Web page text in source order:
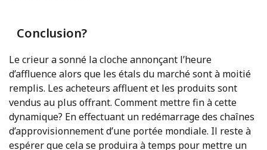
Conclusion?
Le crieur a sonné la cloche annonçant l’heure
d’affluence alors que les étals du marché sont à moitié
remplis. Les acheteurs affluent et les produits sont
vendus au plus offrant. Comment mettre fin à cette
dynamique? En effectuant un redémarrage des chaînes
d’approvisionnement d’une portée mondiale. Il reste à
espérer que cela se produira à temps pour mettre un